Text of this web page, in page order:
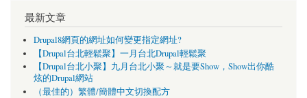
最新文章
Drupal8網頁的網址如何變更指定網址?
【Drupal台北輕鬆聚】一月台北Drupal輕鬆聚
【Drupal台北小聚】九月台北小聚～就是要Show，Show出你酷
炫的Drupal網站
（最佳的）繁體/簡體中文切換配方